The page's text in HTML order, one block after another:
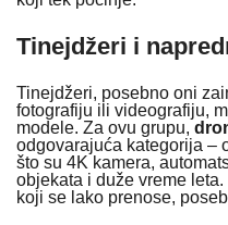
Tinejdžeri i
Tinejdžeri, posebno oni
fotografiju ili videografiju,
modele. Za ovu grupu,
odgovarajuća kategorija –
što su 4K kamera,
objekata i duže vreme
koji se lako prenose,